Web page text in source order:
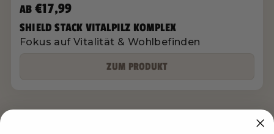
AB €17,99
SHIELD STACK VITALPILZ KOMPLEX
Fokus auf Vitalität & Wohlbefinden
ZUM PRODUKT